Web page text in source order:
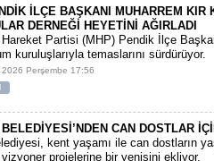
İLÇE BAŞKANI MUHARREM KIR
DERNEĞİ HEYETİNİ AĞIRLADI
Partisi (MHP) Pendik İlçe
kuruluşlarıyla temaslarını sürdürüyor.
Perşembe 17:56
CAN DOSTLAR
kent yaşamı ile can dostların
vizyoner projelerine bir yenisini ekliyor.